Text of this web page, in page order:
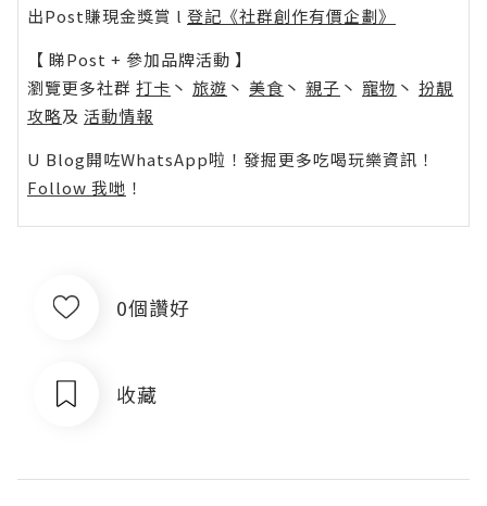
出Post賺現金獎賞 l 登記《社群創作有價企劃》
【 睇Post + 參加品牌活動 】
瀏覽更多社群 打卡 丶 旅遊 丶 美食 丶 親子 丶 寵物 丶 扮靚
攻略及 活動情報
U Blog開咗WhatsApp啦！發掘更多吃喝玩樂資訊！
Follow 我哋 ！
0個讚好
收藏